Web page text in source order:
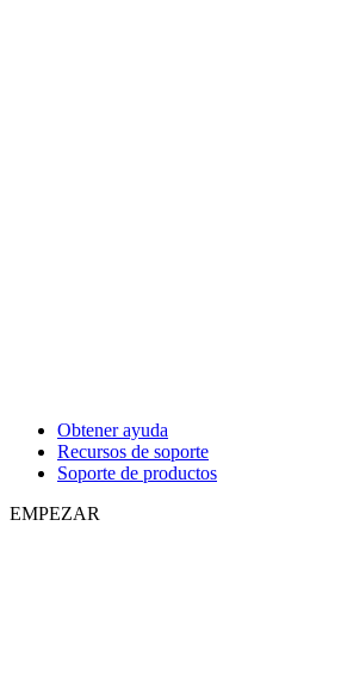
Obtener ayuda
Recursos de soporte
Soporte de productos
EMPEZAR